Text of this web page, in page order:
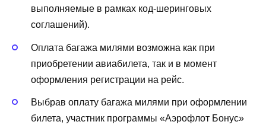
выполняемые в рамках код-шеринговых
соглашений).
Оплата багажа милями возможна как при
приобретении авиабилета, так и в момент
оформления регистрации на рейс.
Выбрав оплату багажа милями при оформлении
билета, участник программы «Аэрофлот Бонус»